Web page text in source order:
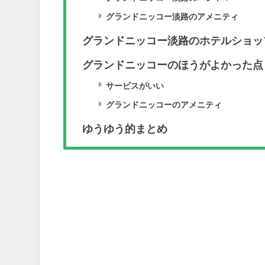
グランドニッコー淡路のアメニティ
グランドニッコー淡路のホテルショ
グランドニッコーのほうがよかった点
サービスがいい
グランドニッコーのアメニティ
ゆうゆう的まとめ